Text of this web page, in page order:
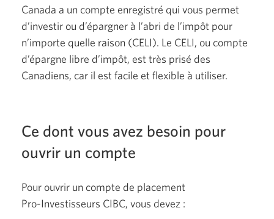
Canada a un compte enregistré qui vous permet
d’investir ou d’épargner à l’abri de l’impôt pour
n’importe quelle raison (CELI). Le CELI, ou compte
d’épargne libre d’impôt, est très prisé des
Canadiens, car il est facile et flexible à utiliser.
Ce dont vous avez besoin pour
ouvrir un compte
Pour ouvrir un compte de placement
Pro-Investisseurs CIBC, vous devez :